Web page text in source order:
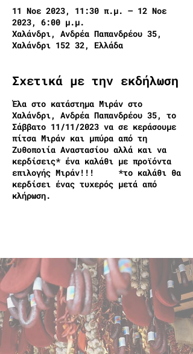
11 Νοε 2023, 11:30 π.μ. – 12 Νοε
2023, 6:00 μ.μ.
Χαλάνδρι, Ανδρέα Παπανδρέου 35,
Χαλάνδρι 152 32, Ελλάδα
Σχετικά με την εκδήλωση
Έλα στο κατάστημα Μιράν στο
Χαλάνδρι, Ανδρέα Παπανδρέου 35, το
Σάββατο 11/11/2023 να σε κεράσουμε
πίτσα Μιράν και μπύρα από τη
Ζυθοποιία Αναστασίου αλλά και να
κερδίσεις* ένα καλάθι με προϊόντα
επιλογής Μιράν!!! *το καλάθι θα
κερδίσει ένας τυχερός μετά από
κλήρωση.